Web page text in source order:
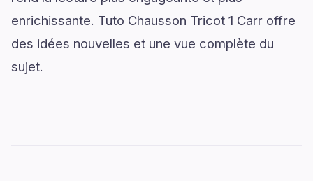
enrichissante. Tuto Chausson Tricot 1 Carr offre
des idées nouvelles et une vue complète du
sujet.